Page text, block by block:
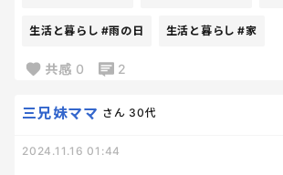
の発散が兄弟同士での戦いごっこの為
学校、、早く始まってくれぇーーーい
生活と暮らし #雨の日 生活と暮らし #家
共感 0 2
三兄妹ママ さん 30代
2024.11.16 01:44